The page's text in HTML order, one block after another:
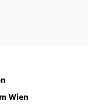
Wien